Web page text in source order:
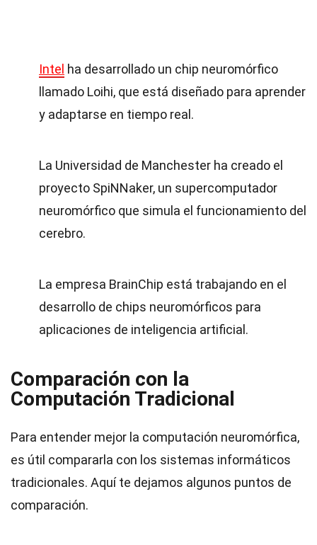
Intel ha desarrollado un chip neuromórfico
llamado Loihi, que está diseñado para aprender
y adaptarse en tiempo real.
La Universidad de Manchester ha creado el
proyecto SpiNNaker, un supercomputador
neuromórfico que simula el funcionamiento del
cerebro.
La empresa BrainChip está trabajando en el
desarrollo de chips neuromórficos para
aplicaciones de inteligencia artificial.
Comparación con la
Computación Tradicional
Para entender mejor la computación neuromórfica,
es útil compararla con los sistemas informáticos
tradicionales. Aquí te dejamos algunos puntos de
comparación.